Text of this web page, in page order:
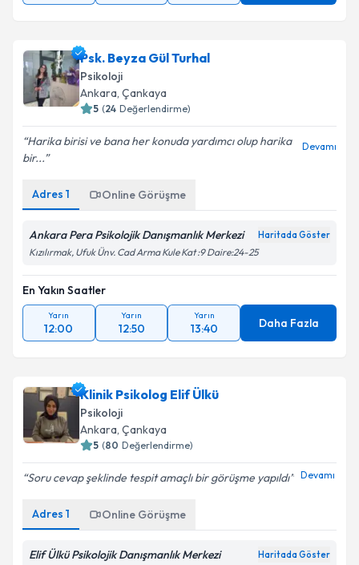
Psk. Beyza Gül Turhal
Psikoloji
Ankara, Çankaya
5 (24 Değerlendirme)
Harika birisi ve bana her konuda yardımcı olup harika
bir...
Devamı
Adres 1 Online Görüşme
Ankara Pera Psikolojik Danışmanlık Merkezi Haritada Göster
Kızılırmak, Ufuk Ünv. Cad Arma Kule Kat :9 Daire:24-25
En Yakın Saatler
Yarın
12:00
Yarın
12:50
Yarın
13:40 Daha Fazla
Klinik Psikolog Elif Ülkü
Psikoloji
Ankara, Çankaya
5 (80 Değerlendirme)
Soru cevap şeklinde tespit amaçlı bir görüşme yapıldı Devamı
Adres 1 Online Görüşme
Elif Ülkü Psikolojik Danışmanlık Merkezi Haritada Göster